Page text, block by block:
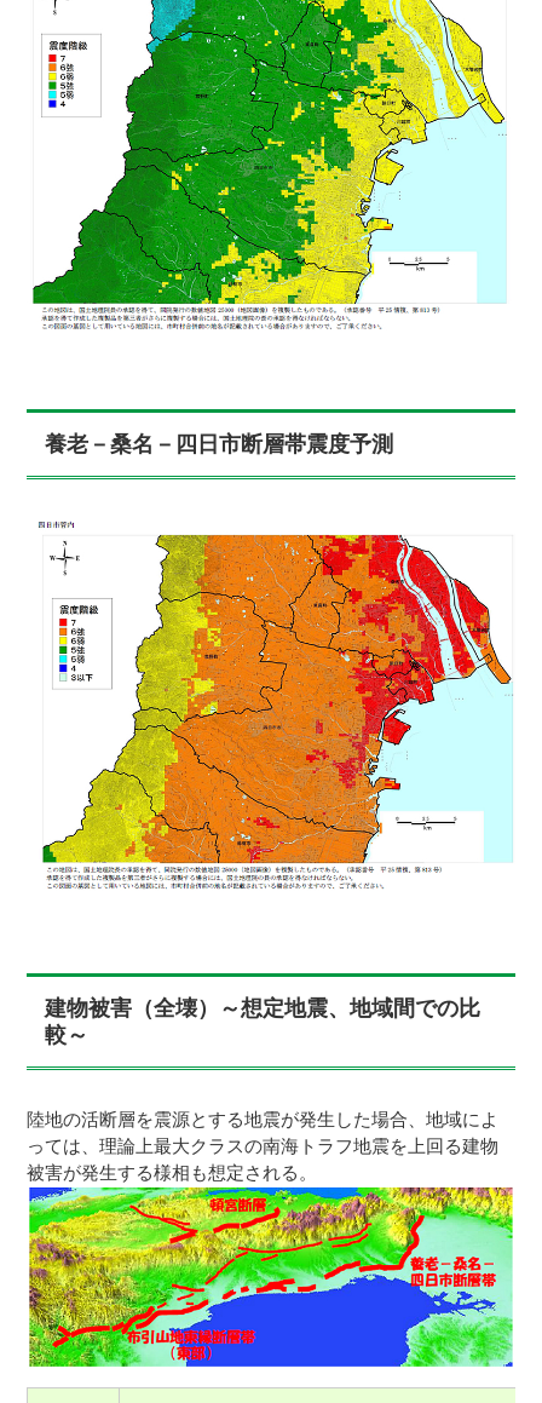
養老－桑名－四日市断層帯震度予測
建物被害（全壊）～想定地震、地域間での比
較～
陸地の活断層を震源とする地震が発生した場合、地域によ
っては、理論上最大クラスの南海トラフ地震を上回る建物
被害が発生する様相も想定される。